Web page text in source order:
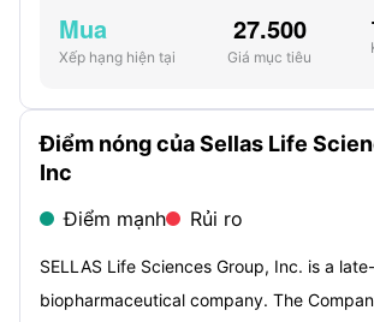
Điểm nóng của Sellas Life
Inc
Điểm mạnh Rủi ro
SELLAS Life Sciences Group, Inc. is a
biopharmaceutical company. The
Mua
Xếp hạng hiện tại
27.500
Giá mục tiêu